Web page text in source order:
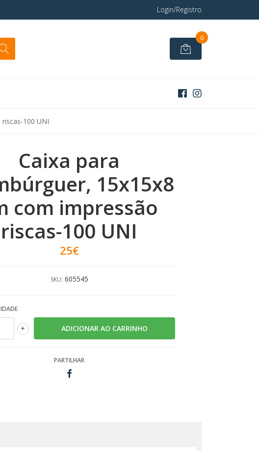
Login/Registro
0
100 UNI
Caixa para
15x15x8
com impressão
riscas-100 UNI
25€
SKU: 605545
+
PARTILHAR